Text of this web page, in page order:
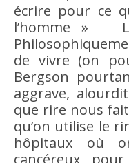
écrire pour ce
l’homme »
de vivre (on
Bergson
aggrave,
que rire nous
qu’on utilise le
hôpitaux où
cancéreux,